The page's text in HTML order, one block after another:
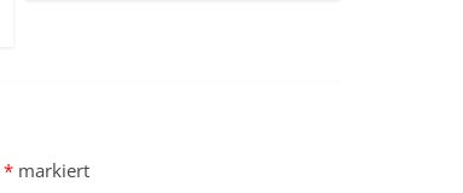
* markiert